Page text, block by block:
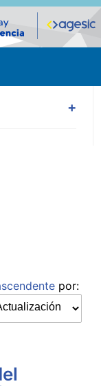
+
por: